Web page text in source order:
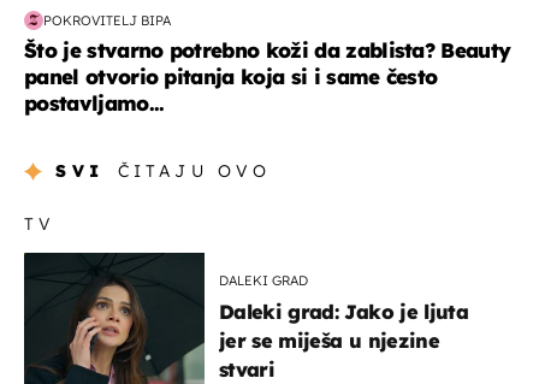
POKROVITELJ BIPA
Što je stvarno potrebno koži da zablista? Beauty
panel otvorio pitanja koja si i same često
postavljamo...
SVI ČITAJU OVO
TV
DALEKI GRAD
Daleki grad: Jako je ljuta
jer se miješa u njezine
stvari